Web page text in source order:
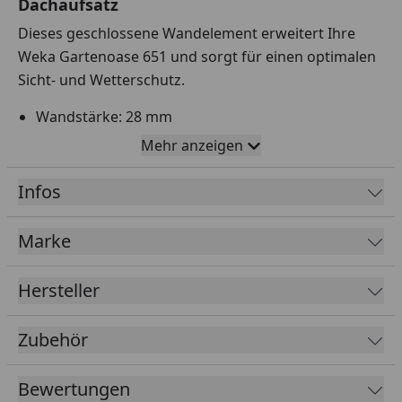
Dachaufsatz
Dieses geschlossene Wandelement erweitert Ihre
Weka Gartenoase 651 und sorgt für einen optimalen
Sicht- und Wetterschutz.
Wandstärke: 28 mm
Material: massive Blockbohlen
Ausführung: naturbelassen
Montageanleitung
Weka Wandelement 651 Gr. 2 + 651 B Gr. 1
Montageanleitung
Weka Wandelement 651 Gr. 3 + 651 B Gr. 2
Montageanleitung
Weka Wandelement 651 A Gr. 1 + 651 B Gr. 3
Mehr anzeigen
Infos
Marke
Hersteller
Zubehör
Bewertungen